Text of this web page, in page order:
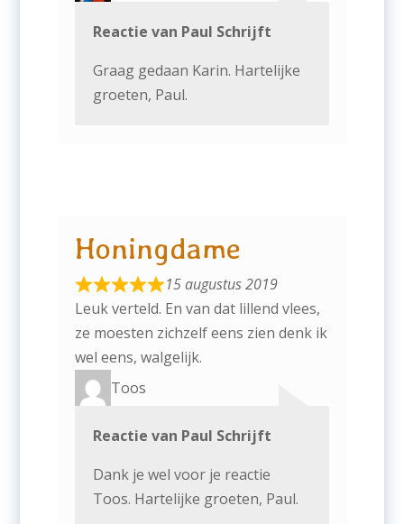
Reactie van Paul Schrijft
Graag gedaan Karin. Hartelijke
groeten, Paul.
Honingdame
15 augustus 2019
Leuk verteld. En van dat lillend vlees,
ze moesten zichzelf eens zien denk ik
wel eens, walgelijk.
Toos
Reactie van Paul Schrijft
Dank je wel voor je reactie
Toos. Hartelijke groeten, Paul.